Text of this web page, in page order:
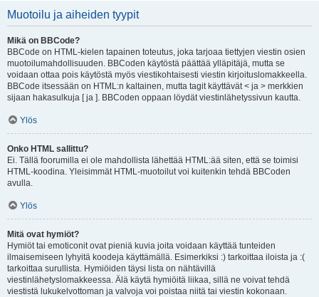
Muotoilu ja aiheiden tyypit
Mikä on BBCode?
BBCode on HTML-kielen tapainen toteutus, joka tarjoaa tiettyjen viestin osien
muotoilumahdollisuuden. BBCoden käytöstä päättää ylläpitäjä, mutta se
voidaan ottaa pois käytöstä myös viestikohtaisesti viestin kirjoituslomakkeella.
BBCode itsessään on HTML:n kaltainen, mutta tagit käyttävät < ja > merkkien
sijaan hakasulkuja [ ja ]. BBCoden oppaan löydät viestinlähetyssivun kautta.
Ylös
Onko HTML sallittu?
Ei. Tällä foorumilla ei ole mahdollista lähettää HTML:ää siten, että se toimisi
HTML-koodina. Yleisimmät HTML-muotoilut voi kuitenkin tehdä BBCoden
avulla.
Ylös
Mitä ovat hymiöt?
Hymiöt tai emoticonit ovat pieniä kuvia joita voidaan käyttää tunteiden
ilmaisemiseen lyhyitä koodeja käyttämällä. Esimerkiksi :) tarkoittaa iloista ja :(
tarkoittaa surullista. Hymiöiden täysi lista on nähtävillä
viestinlähetyslomakkeessa. Älä käytä hymiöitä liikaa, sillä ne voivat tehdä
viestistä lukukelvottoman ja valvoja voi poistaa niitä tai viestin kokonaan.